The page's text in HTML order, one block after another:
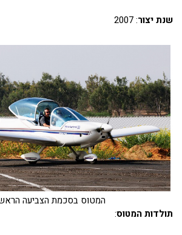
שנת יצור: 2007
המטוס בסכמת הצביעה
תולדות המטוס: